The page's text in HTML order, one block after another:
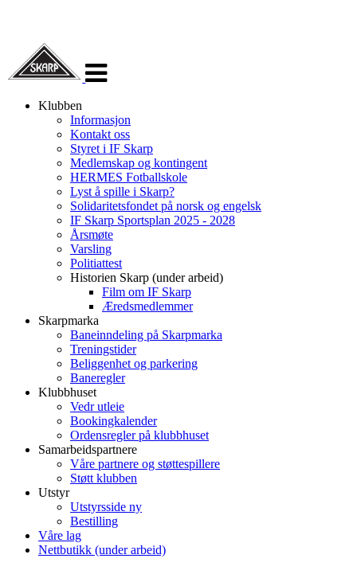
navigasjon
Klubben
Informasjon
Kontakt oss
Styret i IF Skarp
Medlemskap og kontingent
HERMES Fotballskole
Lyst å spille i Skarp?
Solidaritetsfondet på norsk og engelsk
IF Skarp Sportsplan 2025 - 2028
Årsmøte
Varsling
Politiattest
Historien Skarp (under arbeid)
Film om IF Skarp
Æredsmedlemmer
Skarpmarka
Baneinndeling på Skarpmarka
Treningstider
Beliggenhet og parkering
Baneregler
Klubbhuset
Vedr utleie
Bookingkalender
Ordensregler på klubbhuset
Samarbeidspartnere
Våre partnere og støttespillere
Støtt klubben
Utstyr
Utstyrsside ny
Bestilling
Våre lag
Nettbutikk (under arbeid)